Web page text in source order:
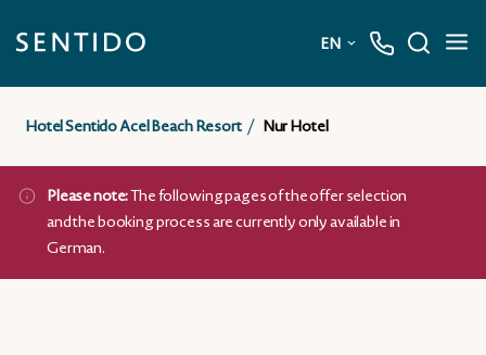
EN
Deutsch
Hotel Sentido Acel Beach Resort Nur Hotel
Please note:The following pages of the offer selection
and the booking process are currently only available in
German.